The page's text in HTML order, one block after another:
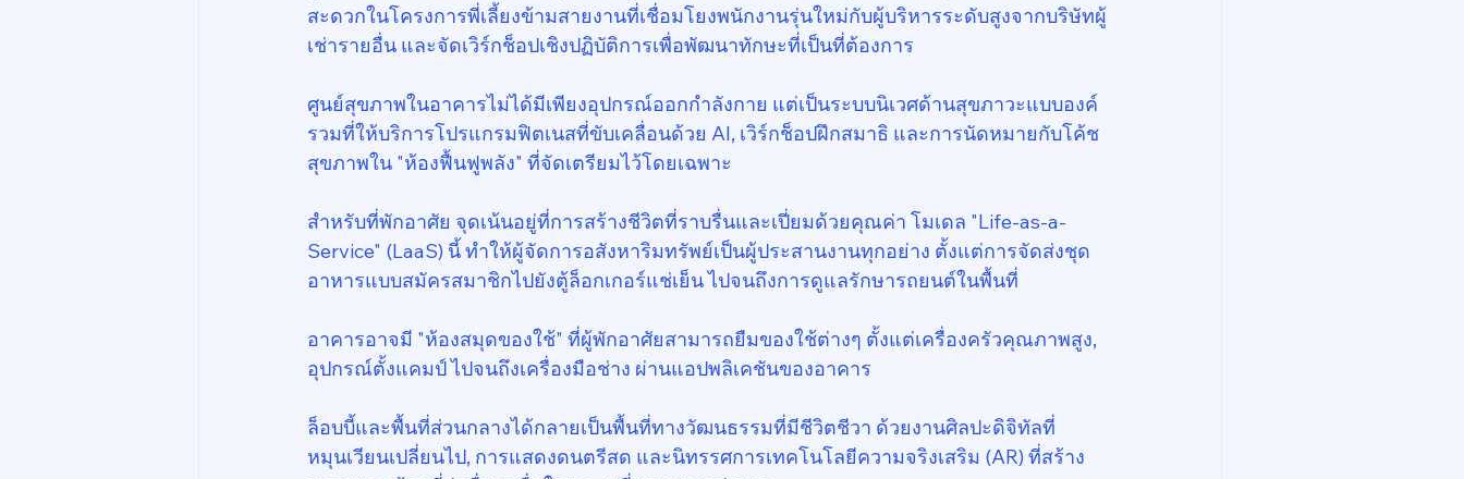
สะดวกในโครงการพี่เลี้ยงข้ามสายงานที่เชื่อมโยงพนักงานรุ่นใหม่กับผู้บริหารระดับสูงจากบริษัทผู้
เช่ารายอื่น และจัดเวิร์กช็อปเชิงปฏิบัติการเพื่อพัฒนาทักษะที่เป็นที่ต้องการ
ศูนย์สุขภาพในอาคารไม่ได้มีเพียงอุปกรณ์ออกกำลังกาย แต่เป็นระบบนิเวศด้านสุขภาวะแบบองค์
รวมที่ให้บริการโปรแกรมฟิตเนสที่ขับเคลื่อนด้วย AI, เวิร์กช็อปฝึกสมาธิ และการนัดหมายกับโค้ช
สุขภาพใน "ห้องฟื้นฟูพลัง" ที่จัดเตรียมไว้โดยเฉพาะ
สำหรับที่พักอาศัย จุดเน้นอยู่ที่การสร้างชีวิตที่ราบรื่นและเปี่ยมด้วยคุณค่า โมเดล "Life-as-a-
Service" (LaaS) นี้ ทำให้ผู้จัดการอสังหาริมทรัพย์เป็นผู้ประสานงานทุกอย่าง ตั้งแต่การจัดส่งชุด
อาหารแบบสมัครสมาชิกไปยังตู้ล็อกเกอร์แช่เย็น ไปจนถึงการดูแลรักษารถยนต์ในพื้นที่
อาคารอาจมี "ห้องสมุดของใช้" ที่ผู้พักอาศัยสามารถยืมของใช้ต่างๆ ตั้งแต่เครื่องครัวคุณภาพสูง,
อุปกรณ์ตั้งแคมป์ ไปจนถึงเครื่องมือช่าง ผ่านแอปพลิเคชันของอาคาร
ล็อบบี้และพื้นที่ส่วนกลางได้กลายเป็นพื้นที่ทางวัฒนธรรมที่มีชีวิตชีวา ด้วยงานศิลปะดิจิทัลที่
หมุนเวียนเปลี่ยนไป, การแสดงดนตรีสด และนิทรรศการเทคโนโลยีความจริงเสริม (AR) ที่สร้าง